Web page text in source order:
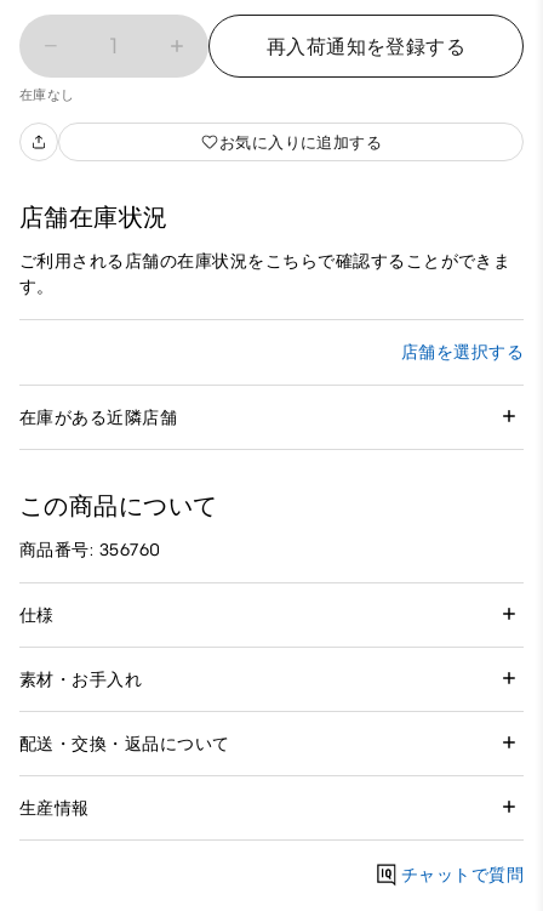
1 再入荷通知を登録する
在庫なし
お気に入りに追加する
店舗在庫状況
ご利用される店舗の在庫状況をこちらで確認することができま
す。
店舗を選択する
在庫がある近隣店舗
この商品について
商品番号: 356760
仕様
素材・お手入れ
配送・交換・返品について
生産情報
チャットで質問